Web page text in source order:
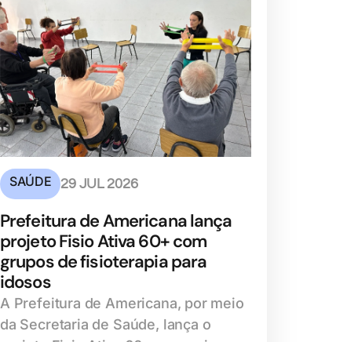
SAÚDE 29 JUL 2026
Prefeitura de Americana lança
projeto Fisio Ativa 60+ com
grupos de fisioterapia para
idosos
A Prefeitura de Americana, por meio
da Secretaria de Saúde, lança o